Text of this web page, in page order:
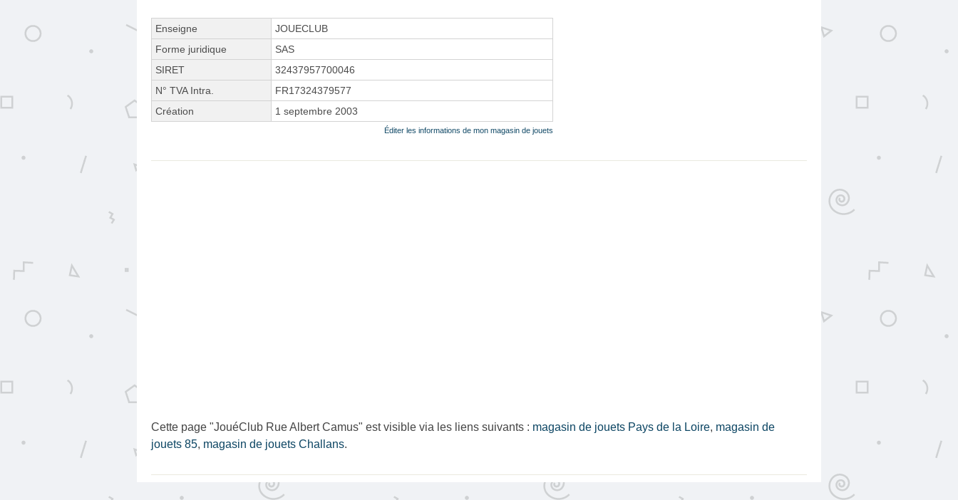
Enseigne
JOUECLUB
Forme juridique
SAS
SIRET
32437957700046
N° TVA Intra.
FR17324379577
Création
1 septembre 2003
Éditer les informations de mon magasin de jouets
Cette page "JouéClub Rue Albert Camus" est visible via les liens suivants : magasin de jouets Pays de la Loire, magasin de
jouets 85, magasin de jouets Challans.